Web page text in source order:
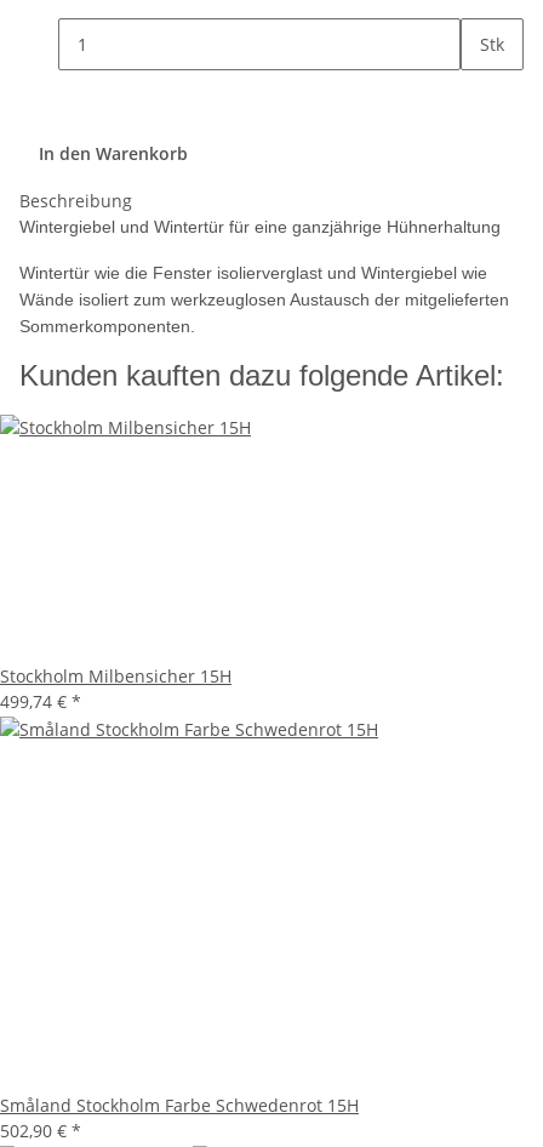
Stk
In den Warenkorb
Beschreibung
Wintergiebel und Wintertür für eine ganzjährige Hühnerhaltung
Wintertür wie die Fenster isolierverglast und Wintergiebel wie
Wände isoliert zum werkzeuglosen Austausch der mitgelieferten
Sommerkomponenten.
Kunden kauften dazu folgende Artikel:
Stockholm Milbensicher 15H
499,74 € *
Småland Stockholm Farbe Schwedenrot 15H
502,90 € *